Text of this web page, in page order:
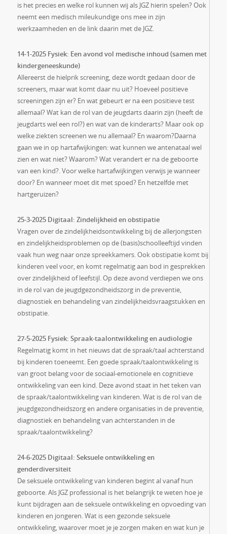
is het precies en welke rol kunnen wij als JGZ hierin spelen? Ook
neemt een medisch mileukundige ons mee in zijn
werkzaamheden en de link daarin met de JGZ.
14-1-2025 Fysiek: Een avond vol medische inhoud (samen met
kindergeneeskunde)
Allereerst de hielprik screening, deze wordt gedaan door de
screeners, maar wat komt daar nu uit? Hoeveel positieve
screeningen zijn er? En wat gebeurt er na een positieve test
allemaal? Wat kan de rol van de jeugdarts daarin zijn (heeft de
jeugdarts wel een rol?) en wat van de kinderarts? Maar ook op
welke ziekten screenen we nu allemaal? En waarom?Daarna
gaan we in op hartafwijkingen: wat kunnen we antenataal wel
zien en wat niet? Waarom? Wat verandert er na de geboorte
van een kind?. Voor welke hartafwijkingen verwijs je wanneer
door? En wanneer moet dit met spoed? En hetzelfde met
hartgeruizen?
25-3-2025 Digitaal: Zindelijkheid en obstipatie
Vragen over de zindelijkheidsontwikkeling bij de allerjongsten
en zindelijkheidsproblemen op de (basis)schoolleeftijd vinden
vaak hun weg naar onze spreekkamers. Ook obstipatie komt bij
kinderen veel voor, en komt regelmatig aan bod in gesprekken
over zindelijkheid of leefstijl. Op deze avond verdiepen we ons
in de rol van de jeugdgezondheidszorg in de preventie,
diagnostiek en behandeling van zindelijkheidsvraagstukken en
obstipatie.
27-5-2025 Fysiek: Spraak-taalontwikkeling en audiologie
Regelmatig komt in het nieuws dat de spraak/taal achterstand
bij kinderen toeneemt. Een goede spraak/taalontwikkeling is
van groot belang voor de sociaal-emotionele en cognitieve
ontwikkeling van een kind. Deze avond staat in het teken van
de spraak/taalontwikkeling van kinderen. Wat is de rol van de
jeugdgezondheidszorg en andere organisaties in de preventie,
diagnostiek en behandeling van achterstanden in de
spraak/taalontwikkeling?
24-6-2025 Digitaal: Seksuele ontwikkeling en
genderdiversiteit
De seksuele ontwikkeling van kinderen begint al vanaf hun
geboorte. Als JGZ professional is het belangrijk te weten hoe je
kunt bijdragen aan de seksuele ontwikkeling en opvoeding van
kinderen en jongeren. Wat is een gezonde seksuele
ontwikkeling, waarover moet je je zorgen maken en wat kun je